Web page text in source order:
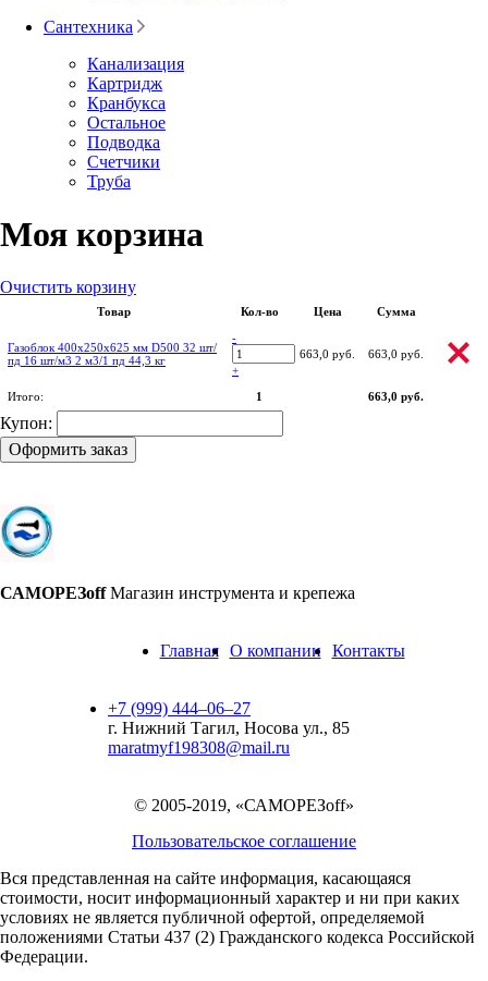
Сантехника
Канализация
Картридж
Кранбукса
Остальное
Подводка
Счетчики
Труба
Моя корзина
Очистить корзину
Товар Кол-во Цена Сумма
Газоблок 400х250х625 мм D500 32 шт/
пд 16 шт/м3 2 м3/1 пд 44,3 кг
-
+
663,0 руб. 663,0 руб.
Итого: 1 663,0 руб.
Купон:
Оформить заказ
САМОРЕЗoff Магазин инструмента и крепежа
Главная О компании Контакты
+7 (999) 444‒06‒27
г. Нижний Тагил, Носова ул., 85
maratmyf198308@mail.ru
© 2005-2019, «САМОРЕЗoff»
Пользовательское соглашение
Вся представленная на сайте информация, касающаяся
стоимости, носит информационный характер и ни при каких
условиях не является публичной офертой, определяемой
положениями Статьи 437 (2) Гражданского кодекса Российской
Федерации.